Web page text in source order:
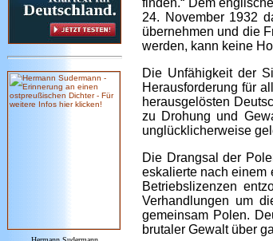
finden.“ Dem
24. November 1932
übernehmen und die
werden, kann keine
Die Unfähigkeit der
Herausforderung für
herausgelösten
zu Drohung und
unglücklicherweise
Die Drangsal der
eskalierte nach einem
Betriebslizenzen
Verhandlungen um
gemeinsam Polen.
brutaler Gewalt über